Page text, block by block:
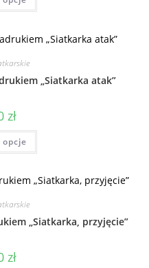
„Siatkarka atak”
zł
opcje
„Siatkarka, przyjęcie”
zł